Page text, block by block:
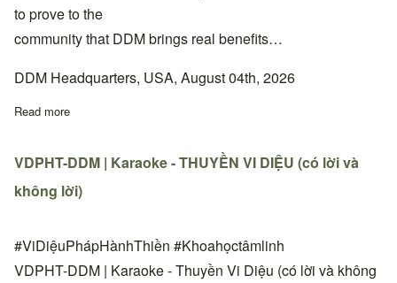
to prove to the
community that DDM brings real benefits…
DDM Headquarters, USA, August 04th, 2026
Read more
VDPHT-DDM | Karaoke - THUYỀN VI DIỆU (có lời và
không lời)
#ViDiệuPhápHànhThiền #Khoahọctâmlinh
VDPHT-DDM | Karaoke - Thuyền Vi Diệu (có lời và không